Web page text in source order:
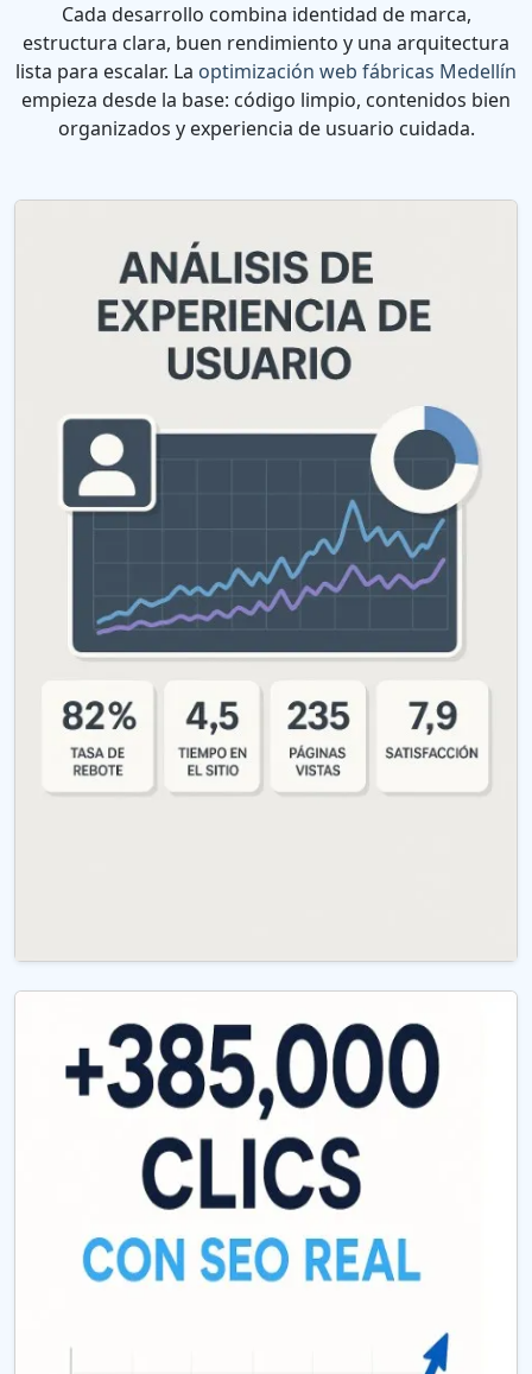
Cada desarrollo combina identidad de marca,
estructura clara, buen rendimiento y una arquitectura
lista para escalar. La optimización web fábricas Medellín
empieza desde la base: código limpio, contenidos bien
organizados y experiencia de usuario cuidada.